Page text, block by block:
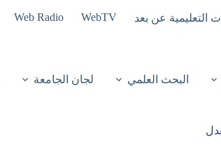
التعليمية عن بعد WebTV
Web Radio
البحث العلمي لجان الجامعة